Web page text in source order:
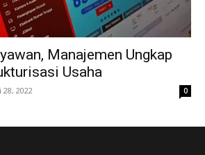
Manajemen Ungkap
Usaha
28, 2022 0